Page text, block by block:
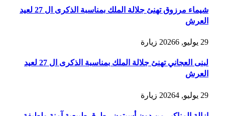
شيماء مرزوق تهنئ جلالة الملك بمناسبة الذكرى ال 27 لعيد
العرش
29 يوليو, 2026 6 زيارة
لبنى العجاني تهنئ جلالة الملك بمناسبة الذكرى ال 27 لعيد
العرش
29 يوليو, 2026 4 زيارة